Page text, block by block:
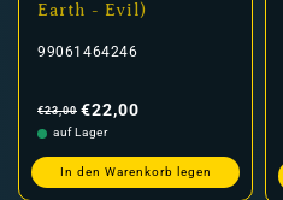
Earth - Evil)
99061464246
Preis
€23,00 €22,00
auf Lager
In den Warenkorb legen